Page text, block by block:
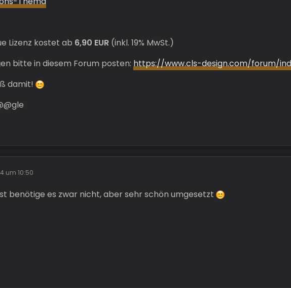
Lizenz kostet ab 6,90 EUR (inkl. 19% MwSt.)
bitte in diesem Forum posten: https://www.cls-design.com/forum/
damit!
um 10:50
benötige es zwar nicht, aber sehr schön umgesetzt